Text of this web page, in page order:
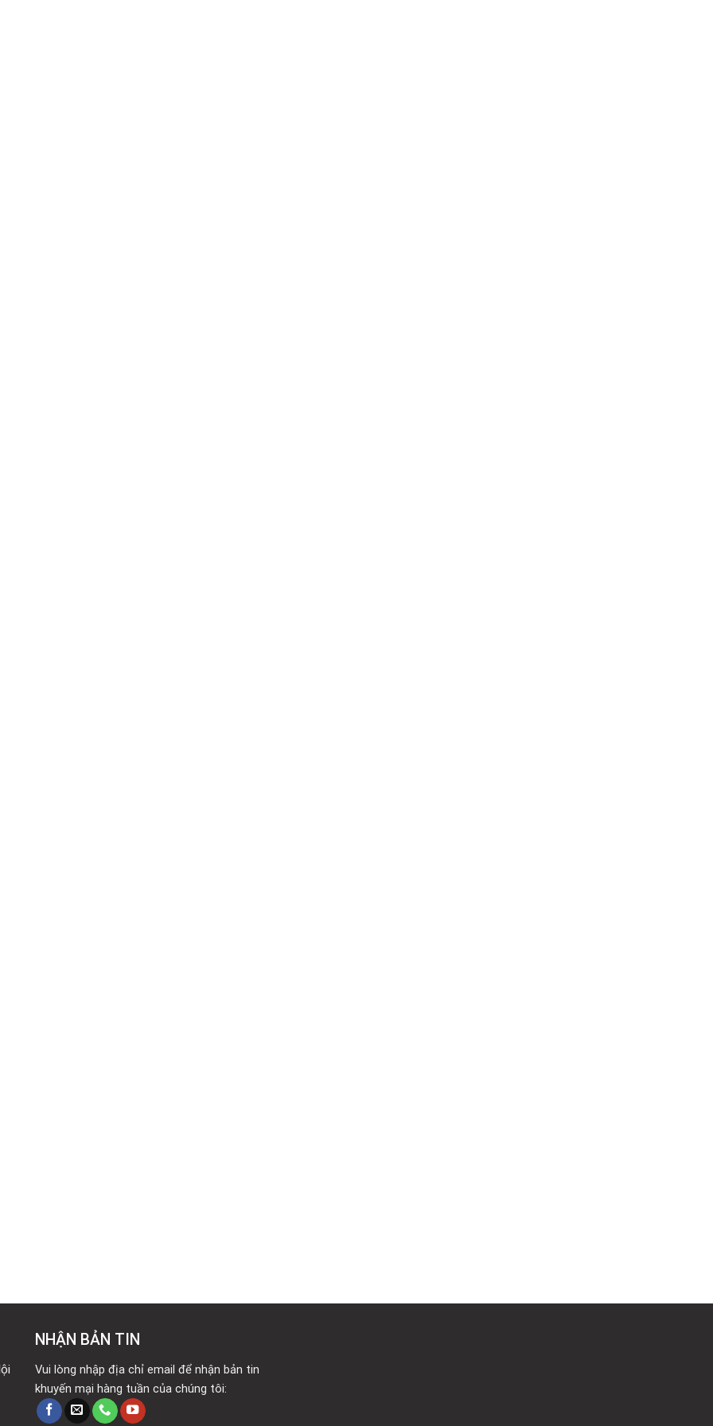
NHẬN BẢN TIN
Vui lòng nhập địa chỉ email để nhận bản tin
khuyến mại hàng tuần của chúng tôi: